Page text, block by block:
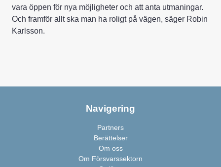
vara öppen för nya möjligheter och att anta utmaningar.
Och framför allt ska man ha roligt på vägen, säger Robin
Karlsson.
Navigering
Partners
Berättelser
Om oss
Om Försvarssektorn